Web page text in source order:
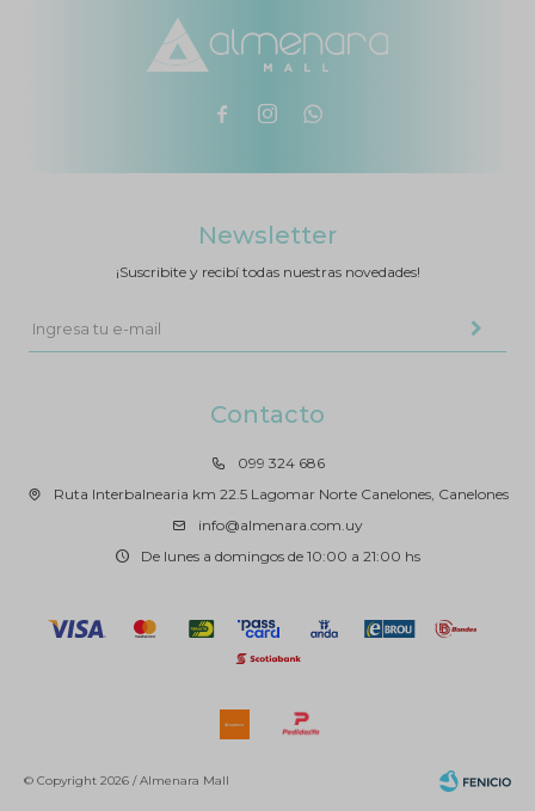
  
Contacto
099 324 686
Ruta Interbalnearia km 22.5 Lagomar Norte Canelones, Canelones
info@almenara.com.uy
De lunes a domingos de 10:00 a 21:00 hs
Newsletter
¡Suscribite y recibí todas nuestras novedades!
© Copyright 2026 / Almenara Mall